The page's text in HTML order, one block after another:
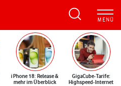
iPhone 18: Release &
mehr im Überblick
GigaCube-Tarife:
Highspeed-Internet